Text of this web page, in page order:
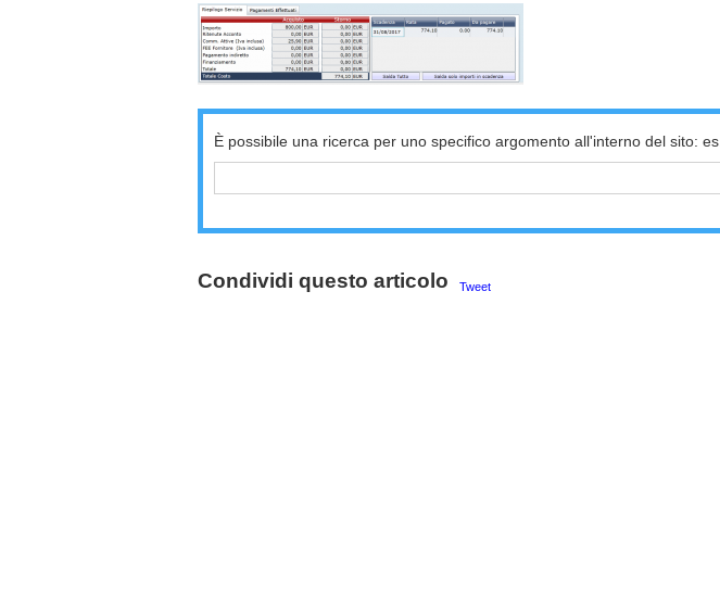
È possibile una ricerca per uno specifico argomento all'interno del sito: es.
Condividi questo articolo Tweet